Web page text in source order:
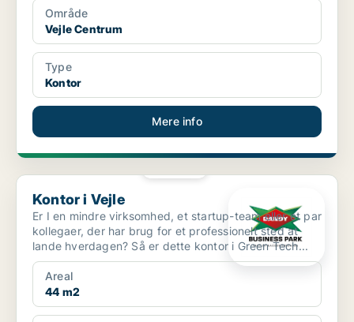
Område
Vejle Centrum
Type
Kontor
Mere info
Kontor i Vejle
Kontor i Vejle
Er I en mindre virksomhed, et startup-team eller et par
kollegaer, der har brug for et professionelt sted at
lande hverdagen? Så er dette kontor i Green Tech...
Areal
44 m2